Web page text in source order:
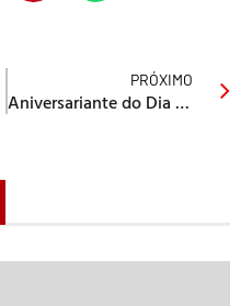
PRÓXIMO
Aniversariante do Dia 28/01